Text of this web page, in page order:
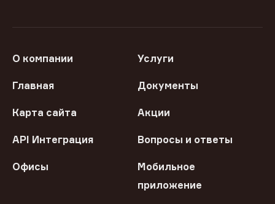
О компании Услуги
Главная Документы
Карта сайта Акции
API Интеграция Вопросы и ответы
Офисы
Мобильное
приложение